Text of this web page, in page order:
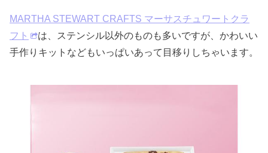
MARTHA STEWART CRAFTS マーサスチュワートクラ
フト
は、ステンシル以外のものも多いですが、かわいい
手作りキットなどもいっぱいあって目移りしちゃいます。